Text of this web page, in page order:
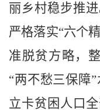
丽乡村稳步推进
严格落实“六个
准脱贫方略，
“两不愁三保障”
立卡贫困人口全